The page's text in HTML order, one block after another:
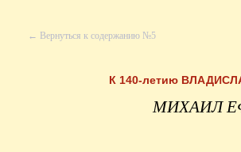
← Вернуться к содержанию №5
К 140-летию
МИХАИЛ